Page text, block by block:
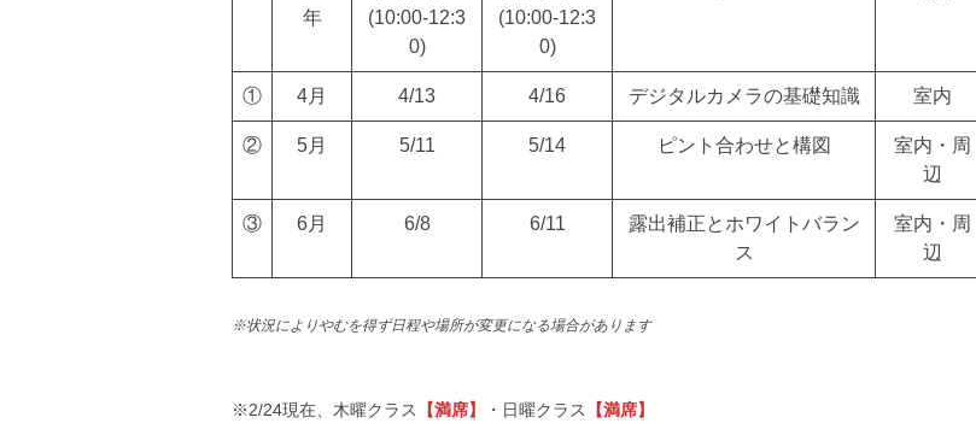
年
(10:00-12:3
0)
(10:00-12:3
0)
① 4月 4/13 4/16 デジタルカメラの基礎知識 室内
② 5月 5/11 5/14 ピント合わせと構図
室内・周
辺
③ 6月 6/8 6/11
露出補正とホワイトバラン
ス
室内・周
辺
※状況によりやむを得ず日程や場所が変更になる場合があります
※2/24現在、木曜クラス 【満席】 ・日曜クラス 【満席】